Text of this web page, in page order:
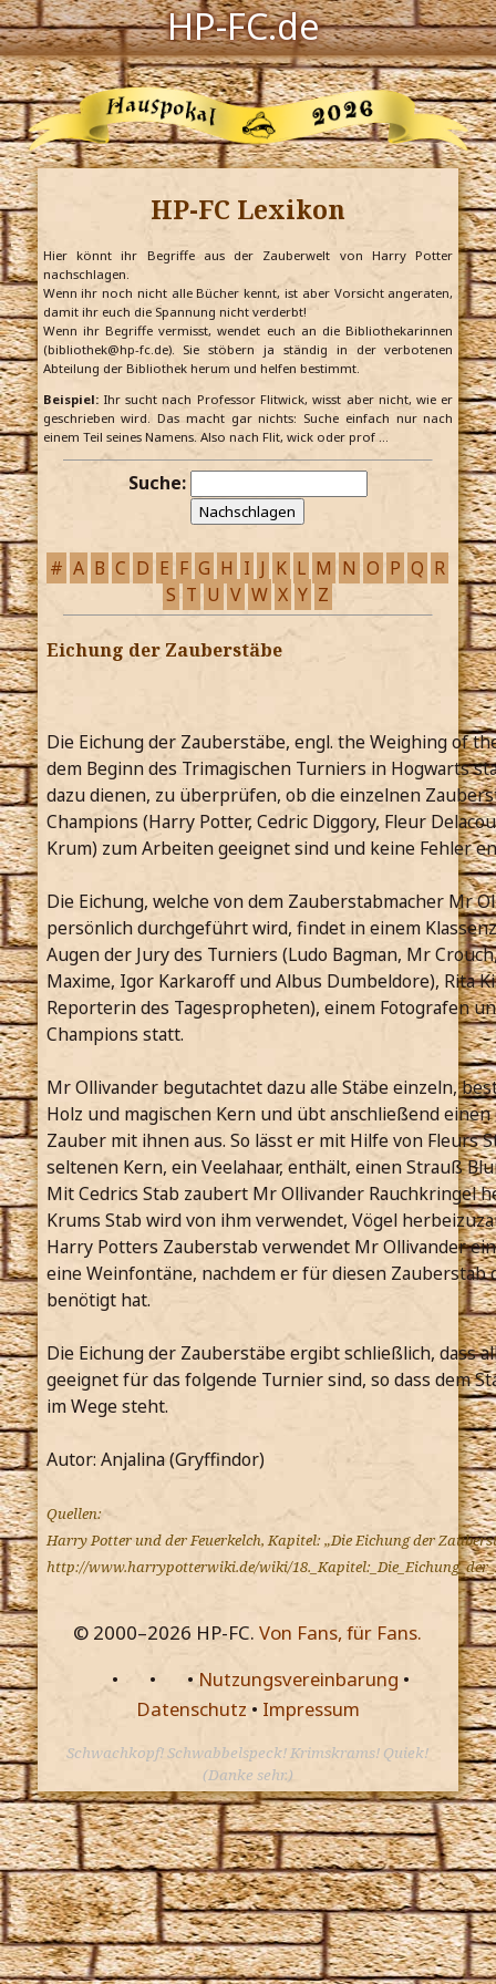
HP-FC.de
Navigation
Harry Potter
Der HP-FC
Hogwarts
Zauberwelt
Willkommen
Jetzt Fanclub-Mitglied werden!
HP-FC Lexikon
Hier könnt ihr Begriffe aus der Zauberwelt von Harry Potter
nachschlagen.
Wenn ihr noch nicht alle Bücher kennt, ist aber Vorsicht angeraten,
damit ihr euch die Spannung nicht verderbt!
Wenn ihr Begriffe vermisst, wendet euch an die Bibliothekarinnen
(bibliothek@hp-fc.de). Sie stöbern ja ständig in der verbotenen
Abteilung der Bibliothek herum und helfen bestimmt.
Beispiel:Ihr sucht nach Professor Flitwick, wisst aber nicht, wie er
geschrieben wird. Das macht gar nichts: Suche einfach nur nach
einem Teil seines Namens. Also nach Flit, wick oder prof …
Suche:
# A B C D E F G H I J K L M N O P Q R
S T U V W X Y Z
Eichung der Zauberstäbe
Die Eichung der Zauberstäbe, engl. the Weighing of
dem Beginn des Trimagischen Turniers in Hogwarts
dazu dienen, zu überprüfen, ob die einzelnen
Champions (Harry Potter, Cedric Diggory, Fleur
Krum) zum Arbeiten geeignet sind und keine Fehler
Die Eichung, welche von dem Zauberstabmacher Mr
persönlich durchgeführt wird, findet in einem
Augen der Jury des Turniers (Ludo Bagman, Mr
Maxime, Igor Karkaroff und Albus Dumbeldore), Rita
Reporterin des Tagespropheten), einem Fotografen
Champions statt.
Mr Ollivander begutachtet dazu alle Stäbe einzeln,
Holz und magischen Kern und übt anschließend einen
Zauber mit ihnen aus. So lässt er mit Hilfe von Fleurs
seltenen Kern, ein Veelahaar, enthält, einen Strauß
Mit Cedrics Stab zaubert Mr Ollivander Rauchkringel
Krums Stab wird von ihm verwendet, Vögel
Harry Potters Zauberstab verwendet Mr Ollivander
eine Weinfontäne, nachdem er für diesen Zauberstab
benötigt hat.
Die Eichung der Zauberstäbe ergibt schließlich, dass
geeignet für das folgende Turnier sind, so dass dem
im Wege steht.
Autor: Anjalina (Gryffindor)
Quellen:
Harry Potter und der Feuerkelch, Kapitel: „Die Eichung der
http://www.harrypotterwiki.de/wiki/
© 2000–2026 HP-FC.Von Fans, für Fans.
•
• •Nutzungsvereinbarung •
Datenschutz • Impressum
Schwachkopf! Schwabbelspeck! Krimskrams! Quiek!
(Danke sehr.)